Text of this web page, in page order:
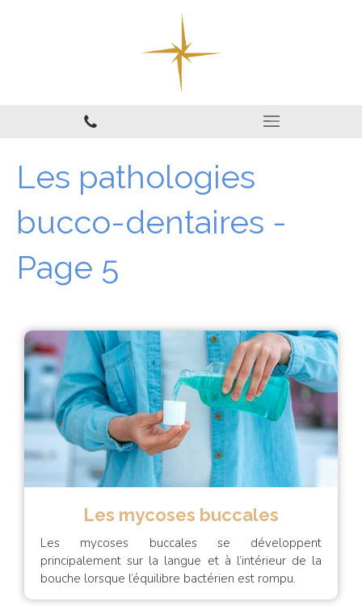
Les pathologies
bucco-dentaires -
Page 5
Les mycoses buccales
Les mycoses buccales se développent
principalement sur la langue et à l’intérieur de la
bouche lorsque l’équilibre bactérien est rompu.